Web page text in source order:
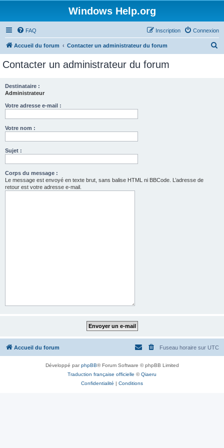
Windows Help.org
FAQ Connexion
Inscription
Accueil du forum Contacter un administrateur du forum
Contacter un administrateur du forum
Destinataire :
Administrateur
Votre adresse e-mail :
Votre nom :
Sujet :
Corps du message :
Le message est envoyé en texte brut, sans balise HTML ni BBCode. L’adresse de
retour est votre adresse e-mail.
Accueil du forum Fuseau horaire sur UTC
Développé parphpBB® Forum Software © phpBB Limited
Traduction française officielle ©Qiaeru
Confidentialité | Conditions